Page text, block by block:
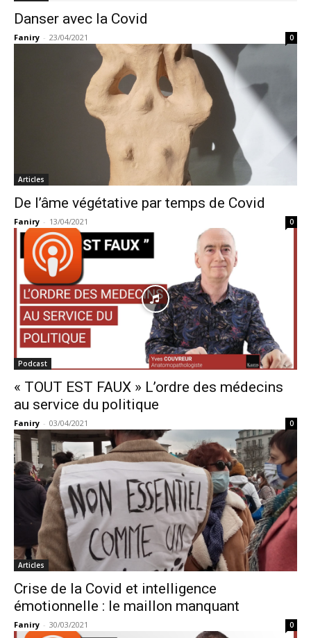
Danser avec la Covid
Faniry - 23/04/2021 0
Articles
De l’âme végétative par temps de Covid
Faniry - 13/04/2021 0
Podcast
« TOUT EST FAUX » L’ordre des médecins
au service du politique
Faniry - 03/04/2021 0
Articles
Crise de la Covid et intelligence
émotionnelle : le maillon manquant
Faniry - 30/03/2021 0